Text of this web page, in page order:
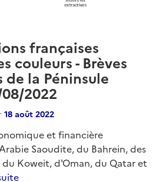
françaises
couleurs - Brèves
la Péninsule
2022
18 août 2022
et financière
Saoudite, du Bahrein, des
du Koweit, d'Oman, du Qatar et